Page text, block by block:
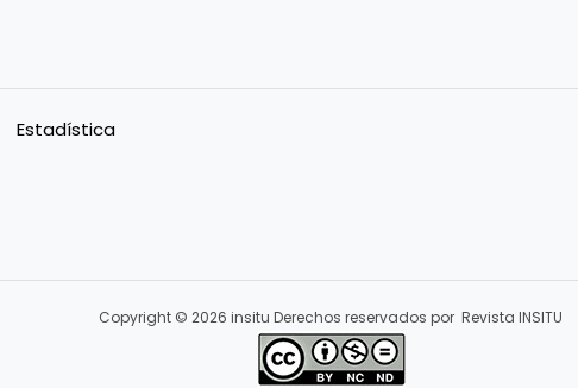
Estadística
Copyright © 2026 insitu Derechos reservados por Revista INSITU